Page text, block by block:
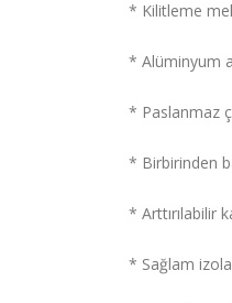
* Kilitleme
* Alüminyum
* Paslanmaz
* Birbirinden
* Arttırılabilir
* Sağlam